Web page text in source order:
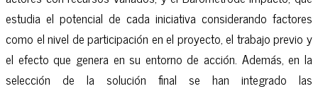
estudia el potencial de cada iniciativa considerando factores
como el nivel de participación en el proyecto, el trabajo previo y
el efecto que genera en su entorno de acción. Además, en la
selección de la solución final se han integrado las